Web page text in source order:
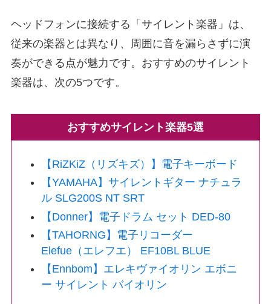
ヘッドフォンに接続する「サイレント楽器」は、
従来の楽器とは異なり、周囲に音を漏らさずに演
奏ができる点が魅力です。おすすめのサイレント
楽器は、次の5つです。
おすすめサイレント楽器5選
【RiZKiZ（リズキズ）】電子キーボード
【YAMAHA】サイレントギター ナチュラ
ル SLG200S NT SRT
【Donner】電子ドラム セット DED-80
【TAHORNG】電子リコーダー
Elefue（エレフエ） EF10BL BLUE
【Ennbom】エレキヴァイオリン エボニ
ー サイレント バイオリン